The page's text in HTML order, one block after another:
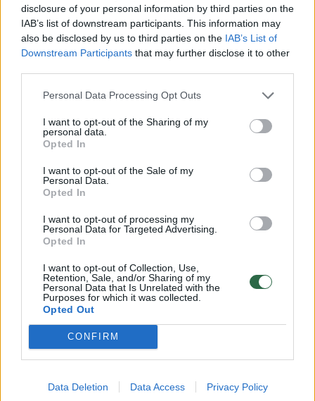
disclosure of your personal information by third parties on the
IAB’s list of downstream participants. This information may
also be disclosed by us to third parties on the IAB’s List of
Downstream Participants that may further disclose it to other
Personal Data Processing Opt Outs
I want to opt-out of the Sharing of my
personal data.
Opted In
I want to opt-out of the Sale of my
Personal Data.
Opted In
I want to opt-out of processing my
Personal Data for Targeted Advertising.
Opted In
I want to opt-out of Collection, Use,
Retention, Sale, and/or Sharing of my
Personal Data that Is Unrelated with the
Purposes for which it was collected.
Opted Out
CONFIRM
Data Deletion Data Access Privacy Policy
Ketvirtadienį „Žalgirio namų“ stadione
vykusiose atrankos į UEFA Konferencijų lygą
rungtynėse Splito „Hajduk“ ekipa 5:2
sutriuškino Vilniaus „Žalgirį“.
Penktąjį „Hajduk“ įvartį pelnė komandos
lyderis, po JAV vėliava žaidžiantis R. Pukštas.
Po rungtynių jautriai į įvykusią dvikovą tarp
„Žalgirio“ ir „Hajduk“ sureagavo M. Pukštas,
kuris papasakojo, kaip jo ir jo sūnaus
išskirtinę padėką Andriui Tapinui ir „Žalgirio“
organizacijai.
Susiję straipsniai